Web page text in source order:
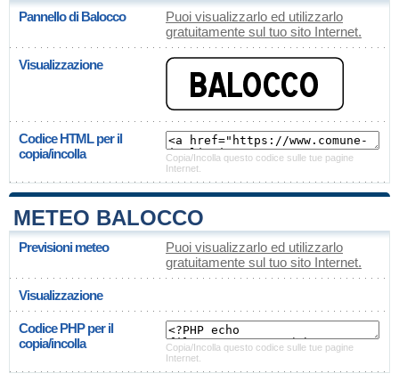
Pannello di Balocco
Puoi visualizzarlo ed utilizzarlo
gratuitamente sul tuo sito Internet.
Visualizzazione
Codice HTML per il
copia/incolla
Copia/Incolla questo codice sulle tue pagine
Internet.
METEO BALOCCO
Previsioni meteo
Puoi visualizzarlo ed utilizzarlo
gratuitamente sul tuo sito Internet.
Visualizzazione
Codice PHP per il
copia/incolla
Copia/Incolla questo codice sulle tue pagine
Internet.